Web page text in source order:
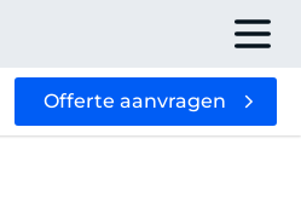
Offerte aanvragen